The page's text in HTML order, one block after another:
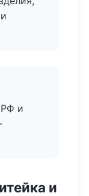
РФ и
и